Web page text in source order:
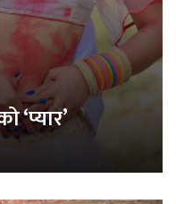
‘प्यार’